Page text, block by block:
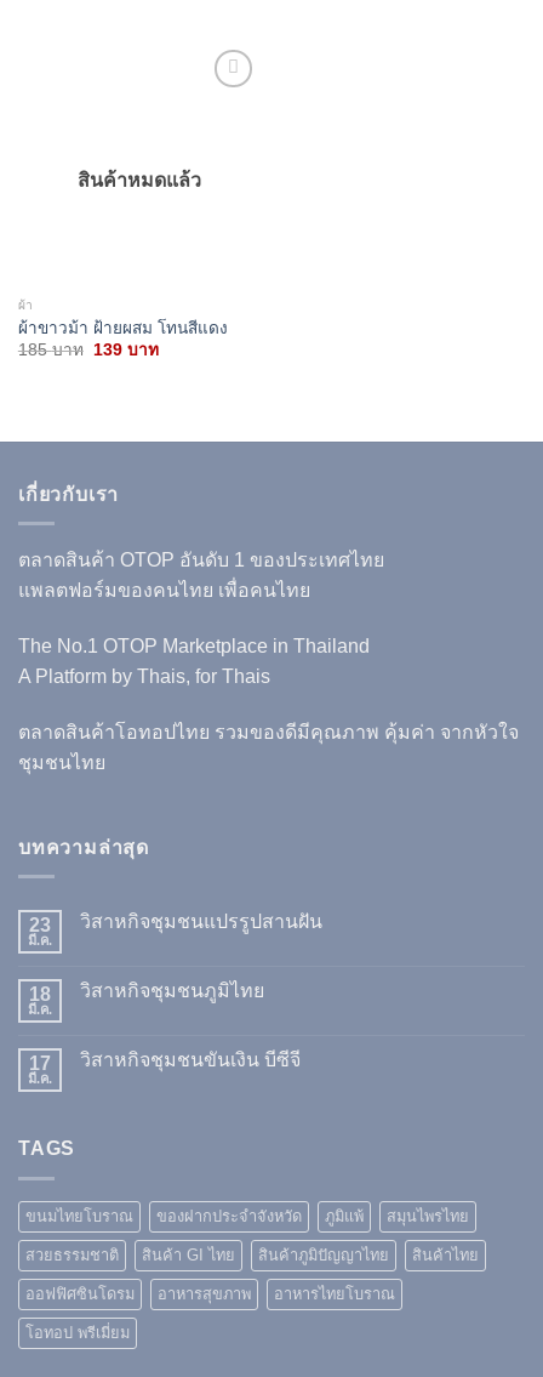
สินค้าหมดแล้ว
ผ้า
ผ้าขาวม้า ฝ้ายผสม โทนสีแดง
185บาท
Original
139 บาทCurrent
เกี่ยวกับเรา
ตลาดสินค้า OTOP อันดับ 1 ของประเทศไทย
แพลตฟอร์มของคนไทย เพื่อคนไทย
The No.1 OTOP Marketplace in Thailand
A Platform by Thais, for Thais
ตลาดสินค้าโอทอปไทย รวมของดีมีคุณภาพ คุ้มค่า จากหัวใจ
ชุมชนไทย
บทความล่าสุด
23
มี.ค.
วิสาหกิจชุมชนแปรรูปสานฝัน
18
มี.ค.
วิสาหกิจชุมชนภูมิไทย
17
มี.ค.
วิสาหกิจชุมชนขันเงิน บีซีจี
TAGS
ขนมไทยโบราณ ของฝากประจำจังหวัด ภูมิแพ้ สมุนไพรไทย
สวยธรรมชาติ สินค้า GI ไทย สินค้าภูมิปัญญาไทย สินค้าไทย
ออฟฟิศซินโดรม อาหารสุขภาพ อาหารไทยโบราณ
โอทอป พรีเมี่ยม